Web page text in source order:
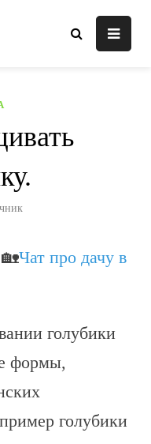
🏡Чат про дачу в
голубики
формы,
голубики